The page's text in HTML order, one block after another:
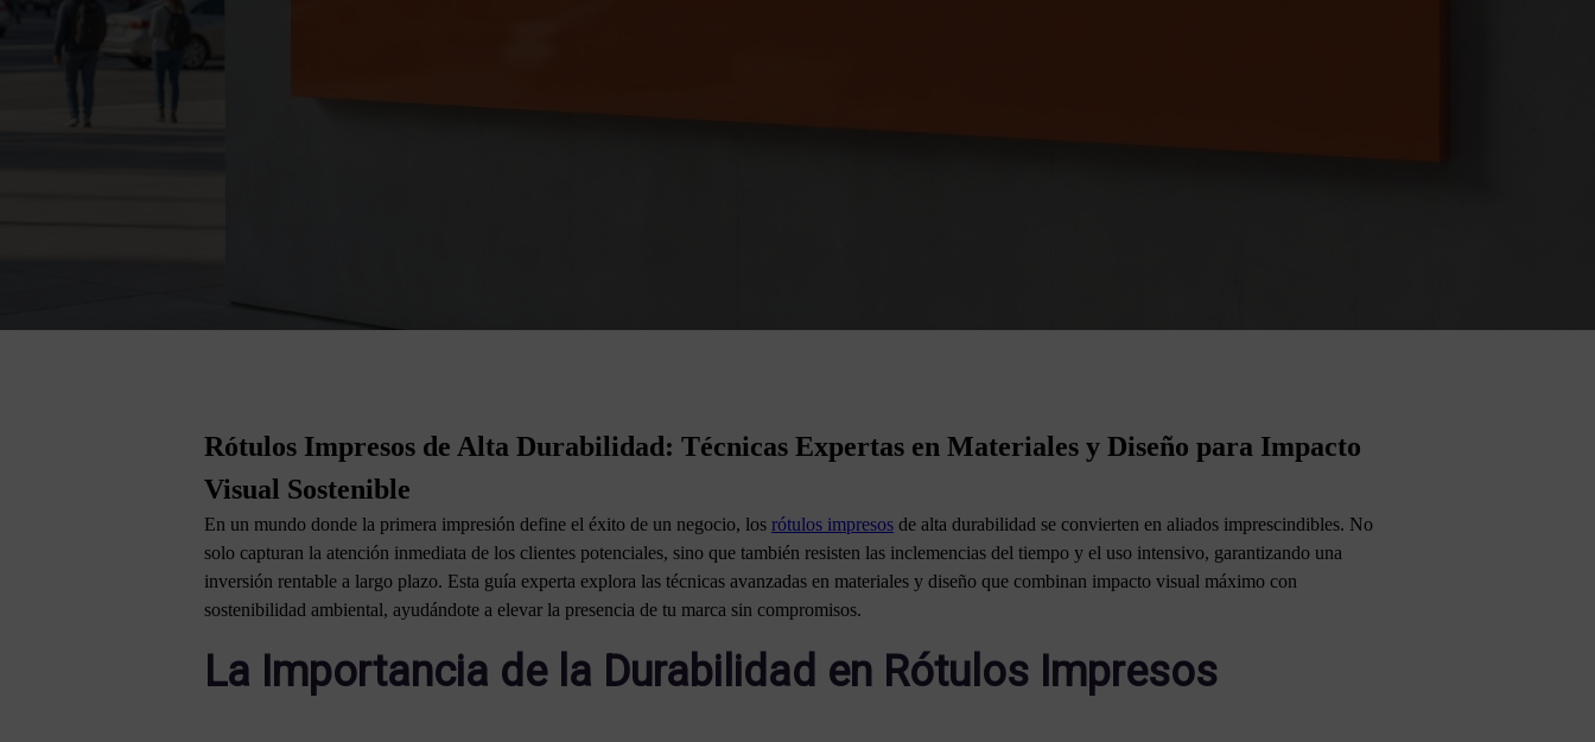
Rótulos Impresos de Alta Durabilidad: Técnicas Expertas en Materiales y Diseño para Impacto
Visual Sostenible
En un mundo donde la primera impresión define el éxito de un negocio, los rótulos impresos de alta durabilidad se convierten en aliados imprescindibles. No
solo capturan la atención inmediata de los clientes potenciales, sino que también resisten las inclemencias del tiempo y el uso intensivo, garantizando una
inversión rentable a largo plazo. Esta guía experta explora las técnicas avanzadas en materiales y diseño que combinan impacto visual máximo con
sostenibilidad ambiental, ayudándote a elevar la presencia de tu marca sin compromisos.
La Importancia de la Durabilidad en Rótulos Impresos